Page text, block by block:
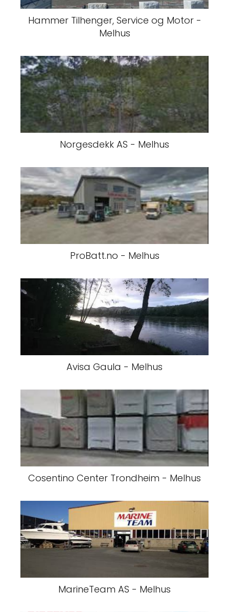
Hammer Tilhenger, Service og Motor -
Melhus
Norgesdekk AS - Melhus
ProBatt.no - Melhus
Avisa Gaula - Melhus
Cosentino Center Trondheim - Melhus
MarineTeam AS - Melhus